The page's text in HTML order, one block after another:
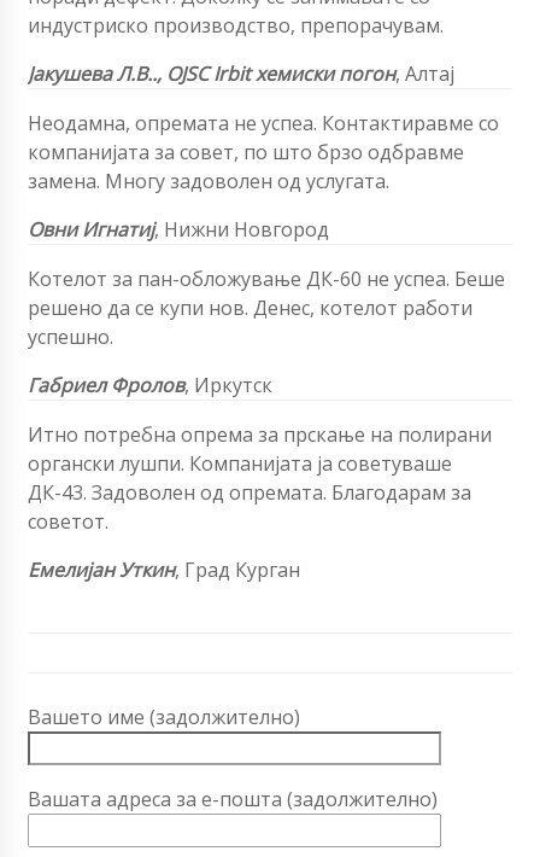
индустриско производство, препорачувам.
Јакушева Л.В.., OJSC Irbit хемиски погон, Алтај
Неодамна, опремата не успеа. Контактиравме со
компанијата за совет, по што брзо одбравме
замена. Многу задоволен од услугата.
ОвниИгнатиј, Нижни Новгород
Котелот за пан-обложување ДК-60 не успеа. Беше
решено да се купи нов. Денес, котелот работи
успешно.
Габриел Фролов, Иркутск
Итно потребна опрема за прскање на полирани
органски лушпи. Компанијата ја советуваше
ДК-43. Задоволен од опремата. Благодарам за
советот.
Емелијан Уткин, Град Курган
Вашето име (задолжително)
Вашата адреса за е-пошта (задолжително)